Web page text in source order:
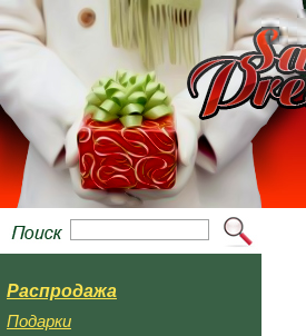
Распродажа
Подарки